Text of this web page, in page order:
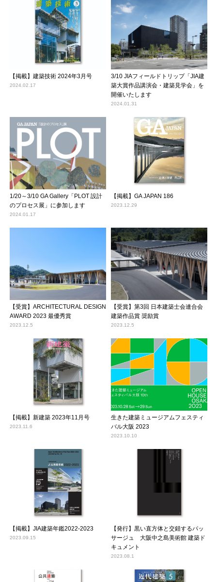
【掲載】建築技術 2024年3月号
2024.02.17
3/10 JIAフィールドトリップ「JIA建
築大賞作品講演会・建築見学会」を
開催いたします
2024.01.31
1/20～3/10 GA Gallery「PLOT 設計
のプロセス展」に参加します
2024.01.17
【掲載】GA JAPAN 186
2023.12.29
【受賞】ARCHITECTURAL DESIGN
AWARD 2023 最優秀賞
2023.12.5
【受賞】第3回 日本建築士会連合会
建築作品賞 奨励賞
2023.12.5
【掲載】新建築 2023年11月号
2023.11.6
生きた建築ミュージアムフェスティ
バル大阪 2023
2023.10.10
【掲載】JIA建築年鑑2022-2023
2023.09.15
【発行】黒い直方体と交錯するパッ
サージュ 大阪中之島美術館 建築ド
キュメント
2023.08.1